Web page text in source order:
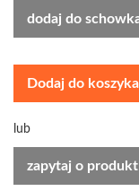
dodaj do
Dodaj do koszyka
lub
zapytaj o produkt